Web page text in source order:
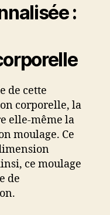
:
de cette
corporelle, la
elle-même la
moulage. Ce
ce moulage
de